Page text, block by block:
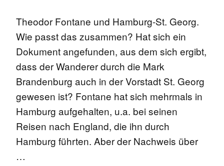
Theodor Fontane und Hamburg-St. Georg.
Wie passt das zusammen? Hat sich ein
Dokument angefunden, aus dem sich ergibt,
dass der Wanderer durch die Mark
Brandenburg auch in der Vorstadt St. Georg
gewesen ist? Fontane hat sich mehrmals in
Hamburg aufgehalten, u.a. bei seinen
Reisen nach England, die ihn durch
Hamburg führten. Aber der Nachweis über
…